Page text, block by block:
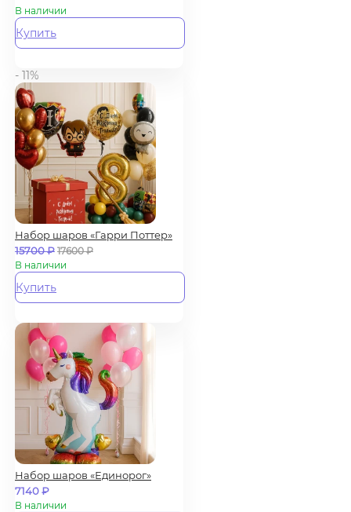
В наличии
Купить
- 11%
Набор шаров «Гарри Поттер»
15700₽ 17600₽
В наличии
Купить
Набор шаров «Единорог»
7140₽
В наличии